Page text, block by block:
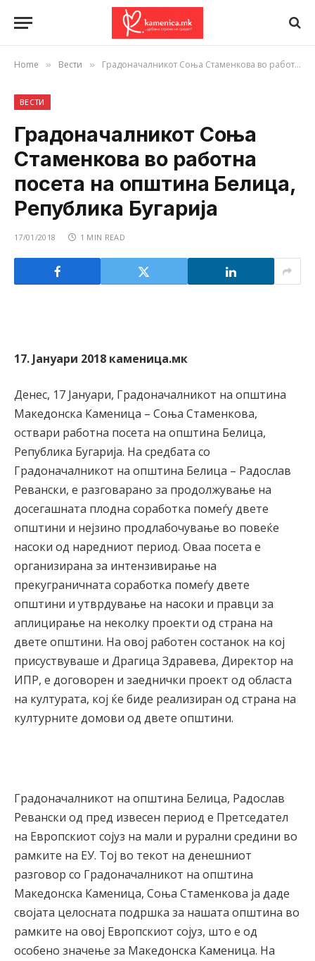
Home » Вести » Градоначалникот Соња Стаменкова во работна посета на општина Белица, Република Бугарија
ВЕСТИ
Градоначалникот Соња
Стаменкова во работна
посета на општина Белица,
Република Бугарија
17/01/2018 1 MIN READ
17. Јануари 2018 каменица.мк
Денес, 17 Јануари, Градоначалникот на општина
Македонска Каменица – Соња Стаменкова,
оствари работна посета на општина Белица,
Република Бугарија. На средбата со
Градоначалникот на општина Белица – Радослав
Ревански, е разговарано за продолжување на
досегашната плодна соработка помеѓу двете
општини и нејзино продлабочување во повеќе
насоки од наредниот период. Оваа посета е
организирана за интензивирање на
прекуграничната соработка помеѓу двете
општини и утврдување на насоки и правци за
аплицирање на неколку проекти од страна на
двете општини. На овој работен состанок на кој
присуствуваше и Драгица Здравева, Директор на
ИПР, е договорен и заеднички проект од областа
на културата, кој ќе биде реализиран од страна на
културните домови од двете општини.
Градоначалникот на општина Белица, Радослав
Ревански од пред извесен период е Претседател
на Европскиот сојуз на мали и рурални средини во
рамките на ЕУ. Тој во текот на денешниот
разговор со Градоначалникот на општина
Македонска Каменица, Соња Стаменкова ја даде
својата целосната подршка за нашата општина во
рамките на овој Европскиот сојуз, што е од
особено значење за Македонска Каменица. На